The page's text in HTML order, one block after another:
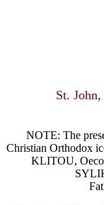
St.
NOTE: The
Christian Orthodox
KLITOU,